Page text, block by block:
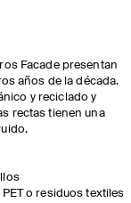
Facade presentan
años de la década.
y reciclado y
rectas tienen una
o residuos textiles